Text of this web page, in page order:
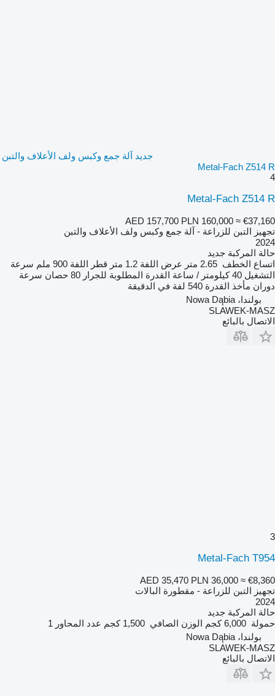
جديد آلة جمع وكبس ولف الأعلاف والتبن
Metal-Fach Z514 R
4
Metal-Fach Z514 R
AED 157,700 PLN 160,000 ≈ €37,160
تجهيز التبن للزراعة - آلة جمع وكبس ولف الأعلاف والتبن
2024
حالة المركبة جديد
اتساع الخطف 2.65 متر عرض اللفة 1.2 متر قطر اللفة 900 ملم
سرعة
التشغيل 40 كيلومتر / ساعة القدرة المطلوبة للجرار 80 حصان
سرعة
دوران مأخذ القدرة 540 لفة في الدقيقة
بولندا، Nowa Dąbia
SLAWEK-MASZ
الاتصال بالبائع
3
Metal-Fach T954
AED 35,470 PLN 36,000 ≈ €8,360
تجهيز التبن للزراعة - مقطورة البالات
2024
حالة المركبة جديد
حمولة 6,000 كجم الوزن الصافي 1,500 كجم عدد المحاور 1
بولندا، Nowa Dąbia
SLAWEK-MASZ
الاتصال بالبائع